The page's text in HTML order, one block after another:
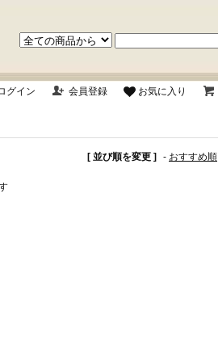
グイン 会員登録 お気に入り
[ 並び順を変更 ] - おすすめ順